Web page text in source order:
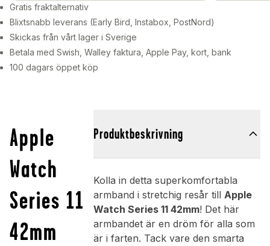
Gratis fraktalternativ
Blixtsnabb leverans (Early Bird, Instabox, PostNord)
Skickas från vårt lager i Sverige
Betala med Swish, Walley faktura, Apple Pay, kort, bank
100 dagars öppet köp
Apple
Watch
Series 11
42mm
Produktbeskrivning
Kolla in detta superkomfortabla
armband i stretchig resår till Apple
Watch Series 11 42mm! Det här
armbandet är en dröm för alla som
är i farten. Tack vare den smarta